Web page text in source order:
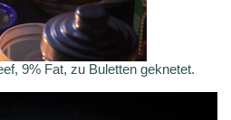
9% Fat, zu Buletten geknetet.